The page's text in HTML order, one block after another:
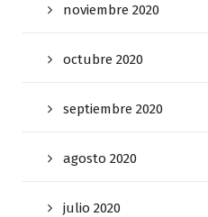
noviembre 2020
octubre 2020
septiembre 2020
agosto 2020
julio 2020